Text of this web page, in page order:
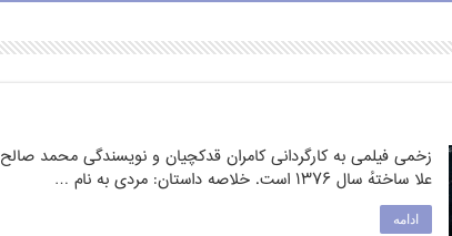
زخمی فیلمی به کارگردانی کامران قدکچیان و نویسندگی محمد صالح
علا ساختهٔ سال ۱۳۷۶ است. خلاصه داستان: مردی به نام …
ادامه